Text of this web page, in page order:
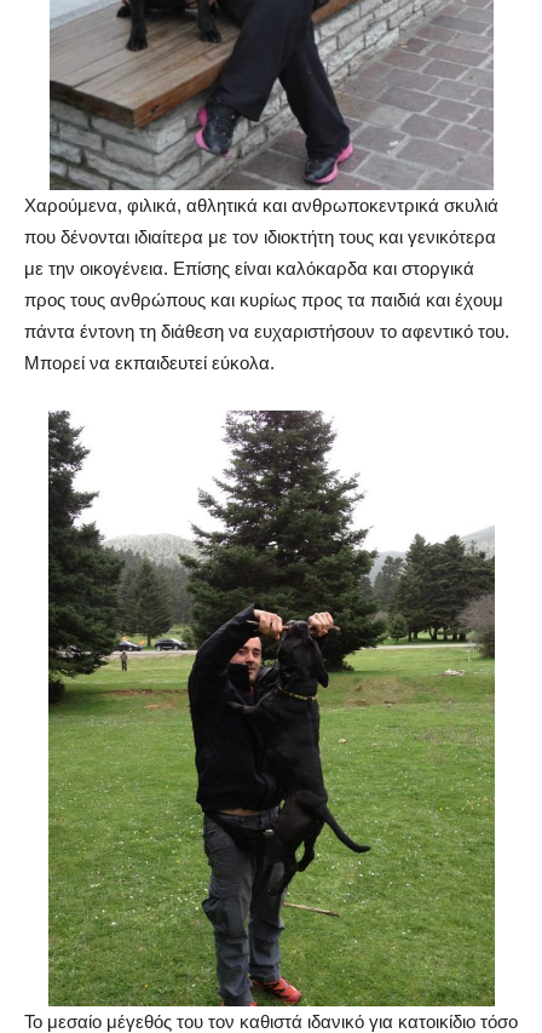
Χαρούμενα, φιλικά, αθλητικά και ανθρωποκεντρικά σκυλιά
που δένονται ιδιαίτερα με τον ιδιοκτήτη τους και γενικότερα
με την οικογένεια. Επίσης είναι καλόκαρδα και στοργικά
προς τους ανθρώπους και κυρίως προς τα παιδιά και έχουμ
πάντα έντονη τη διάθεση να ευχαριστήσουν το αφεντικό του.
Μπορεί να εκπαιδευτεί εύκολα.
Το μεσαίο μέγεθός του τον καθιστά ιδανικό για κατοικίδιο τόσο